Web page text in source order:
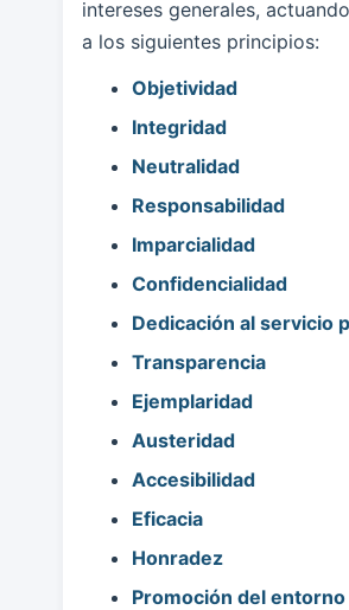
intereses generales,
a los siguientes principios:
Objetividad
Integridad
Neutralidad
Responsabilidad
Imparcialidad
Confidencialidad
Dedicación al servicio
Transparencia
Ejemplaridad
Austeridad
Accesibilidad
Eficacia
Honradez
Promoción del